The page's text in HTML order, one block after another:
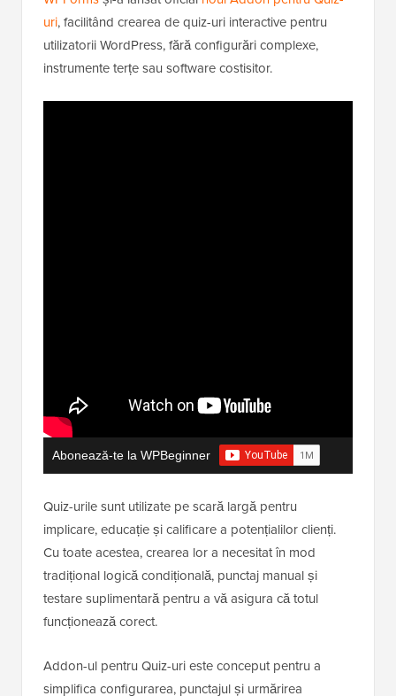
uri, facilitând crearea de quiz-uri interactive pentru
utilizatorii WordPress, fără configurări complexe,
instrumente terțe sau software costisitor.
Abonează-te la WPBeginner
Quiz-urile sunt utilizate pe scară largă pentru
implicare, educație și calificare a potențialilor clienți.
Cu toate acestea, crearea lor a necesitat în mod
tradițional logică condițională, punctaj manual și
testare suplimentară pentru a vă asigura că totul
funcționează corect.
Addon-ul pentru Quiz-uri este conceput pentru a
simplifica configurarea, punctajul și urmărirea